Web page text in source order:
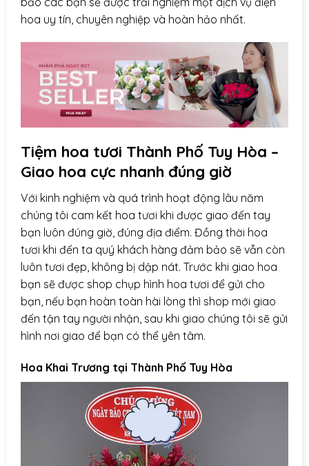
hoa uy tín, chuyên nghiệp và hoàn hảo nhất.
Tiệm hoa tươi Thành Phố Tuy Hòa –
Giao hoa cực nhanh đúng giờ
Với kinh nghiệm và quá trình hoạt động lâu năm
chúng tôi cam kết hoa tươi khi được giao đến tay
bạn luôn đúng giờ, đúng địa điểm. Đồng thời hoa
tươi khi đến ta quý khách hàng đảm bảo sẽ vẫn còn
luôn tươi đẹp, không bị dập nát. Trước khi giao hoa
bạn sẽ được shop chụp hình hoa tươi để gửi cho
bạn, nếu bạn hoàn toàn hài lòng thì shop mới giao
đến tận tay người nhận, sau khi giao chúng tôi sẽ gửi
hình nơi giao để bạn có thể yên tâm.
Hoa Khai Trương tại Thành Phố Tuy Hòa